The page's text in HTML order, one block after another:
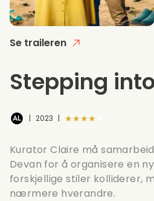
Se traileren
Stepping
| 2023 | ★★★★★
Kurator Claire må
Devan for å organisere en
forskjellige stiler kolliderer,
nærmere hverandre.